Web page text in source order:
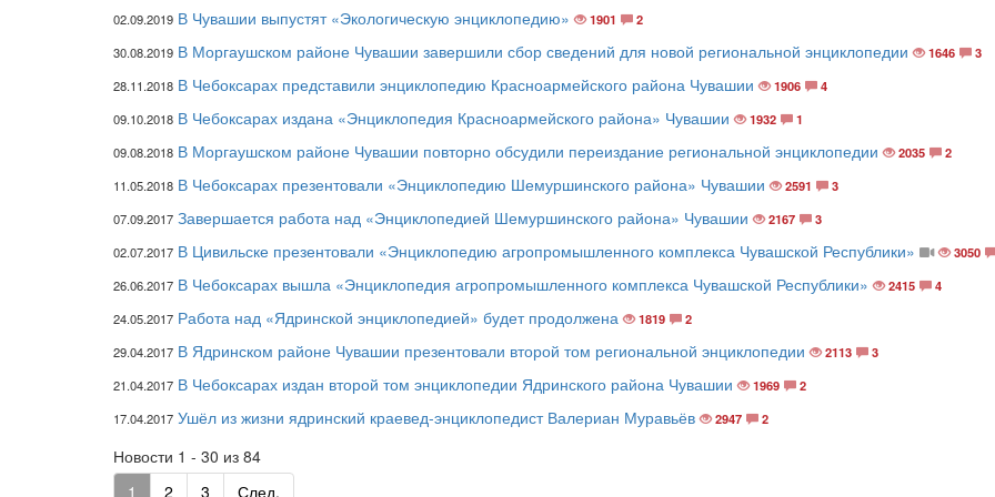
02.09.2019 В Чувашии выпустят «Экологическую энциклопедию» 1901
2
30.08.2019 В Моргаушском районе Чувашии завершили сбор сведений для новой региональной энциклопедии 1646
3
28.11.2018 В Чебоксарах представили энциклопедию Красноармейского района Чувашии 1906
4
09.10.2018 В Чебоксарах издана «Энциклопедия Красноармейского района» Чувашии 1932
1
09.08.2018 В Моргаушском районе Чувашии повторно обсудили переиздание региональной энциклопедии 2035
2
11.05.2018 В Чебоксарах презентовали «Энциклопедию Шемуршинского района» Чувашии 2591
3
07.09.2017 Завершается работа над «Энциклопедией Шемуршинского района» Чувашии 2167
3
02.07.2017 В Цивильске презентовали «Энциклопедию агропромышленного комплекса Чувашской Республики»
3050
26.06.2017 В Чебоксарах вышла «Энциклопедия агропромышленного комплекса Чувашской Республики» 2415
4
24.05.2017 Работа над «Ядринской энциклопедией» будет продолжена 1819
2
29.04.2017 В Ядринском районе Чувашии презентовали второй том региональной энциклопедии 2113
3
21.04.2017 В Чебоксарах издан второй том энциклопедии Ядринского района Чувашии 1969
2
17.04.2017 Ушёл из жизни ядринский краевед-энциклопедист Валериан Муравьёв 2947 2
Новости 1 - 30 из 84
1
2 3 След.